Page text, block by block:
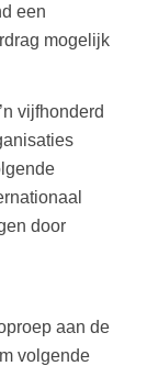
een
mogelijk
vijfhonderd
door
aan de
volgende